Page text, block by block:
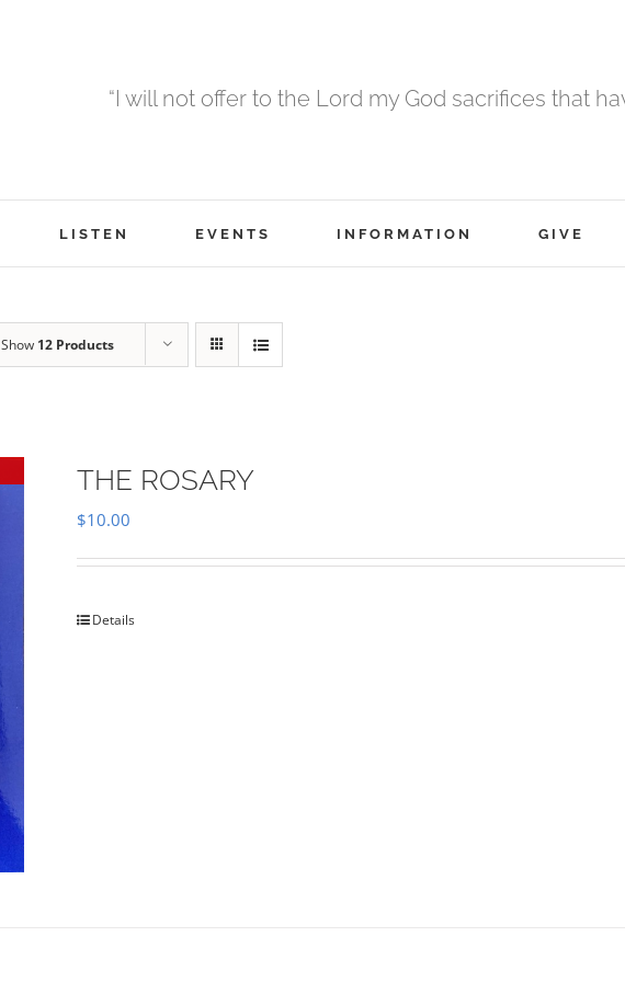
“I will not offer to the Lord my God sacrifices that
LISTEN EVENTS INFORMATION GIVE
Show 12 Products
THE ROSARY
$10.00
Details